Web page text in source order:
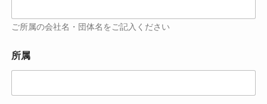
ご所属の会社名・団体名をご記入ください
*
所
所属